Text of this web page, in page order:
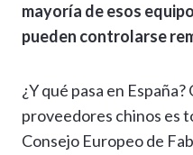
mayoría de esos
pueden controlarse
¿Y qué pasa en
proveedores chinos es
Consejo Europeo de